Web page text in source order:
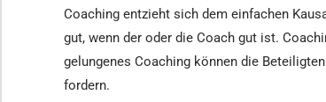
Coaching entzieht sich dem einfachen
gut, wenn der oder die Coach gut ist.
gelungenes Coaching können die
fordern.